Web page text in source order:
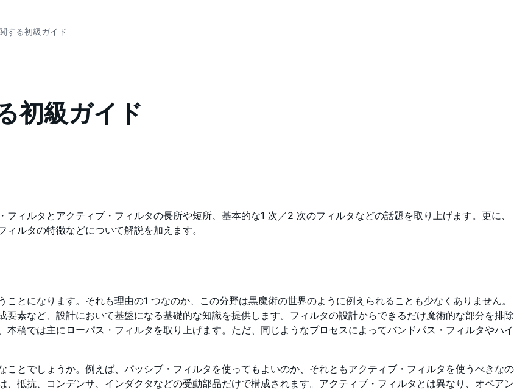
する初級ガイド
初級ガイド
ィルタとアクティブ・フィルタの長所や短所、基本的な1 次／2 次のフィルタなどの話題を取り上げます。更に、
ルタの特徴などについて解説を加えます。
とになります。それも理由の1 つなのか、この分野は黒魔術の世界のように例えられることも少なくありません。
素など、設計において基盤になる基礎的な知識を提供します。フィルタの設計からできるだけ魔術的な部分を排除
稿では主にローパス・フィルタを取り上げます。ただ、同じようなプロセスによってバンドパス・フィルタやハイ
とでしょうか。例えば、パッシブ・フィルタを使ってもよいのか、それともアクティブ・フィルタを使うべきなの
抵抗、コンデンサ、インダクタなどの受動部品だけで構成されます。アクティブ・フィルタとは異なり、オペアン